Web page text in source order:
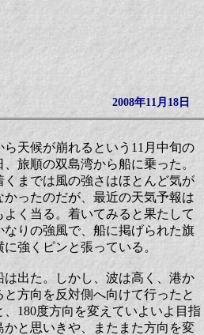
2008年11月18日
ら天候が崩れるという11月中旬の
、旅順の双島湾から船に乗った。
くまでは風の強さはほとんど気が
かったのだが、最近の天気予報は
よく当る。着いてみると果たして
なりの強風で、船に掲げられた旗
に強くピンと張っている。
は出た。しかし、波は高く、港か
と方向を反対側へ向けて行ったと
、180度方向を変えていよいよ目指
かと思いきや、またまた方向を変